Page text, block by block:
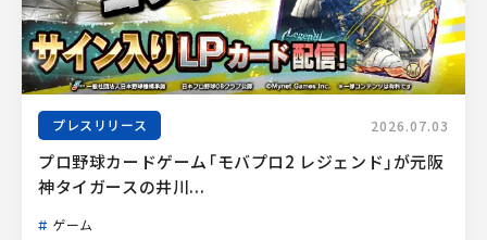
プレスリリース 2026.07.03
プロ野球カードゲーム「モバプロ2 レジェンド」が元阪
神タイガースの井川...
ゲーム